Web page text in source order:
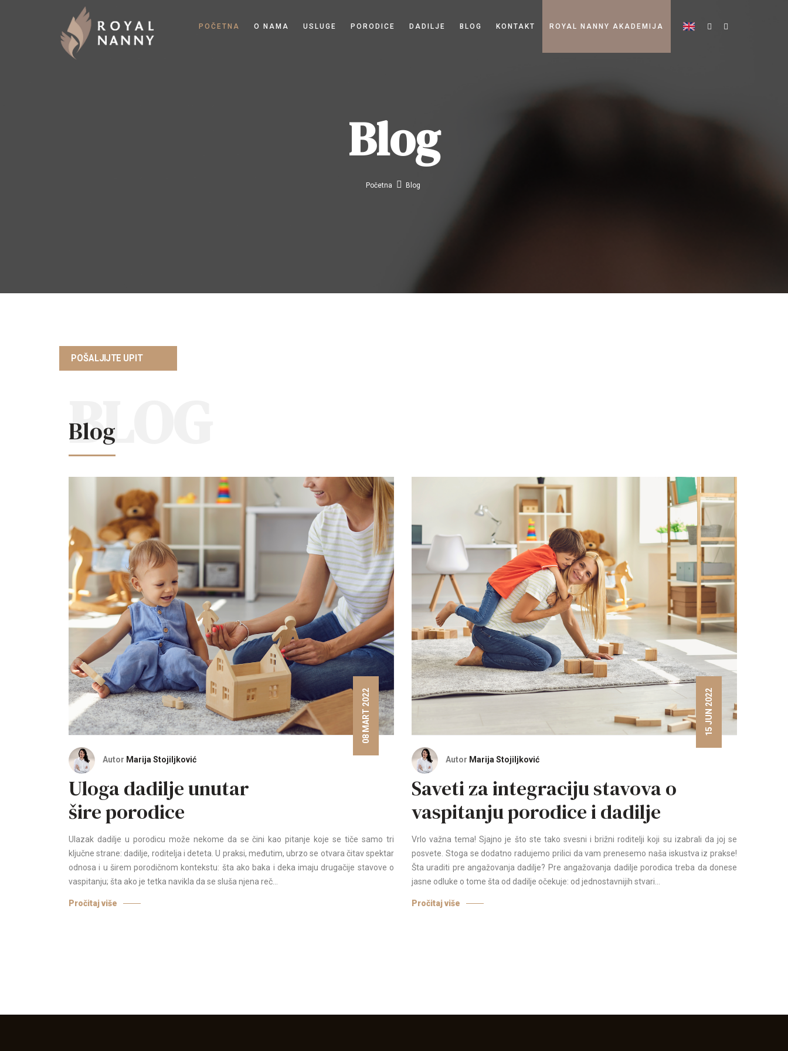
POČETNA O NAMA USLUGE PORODICE DADILJE BLOG KONTAKT ROYAL NANNY AKADEMIJA
Blog
Početna Blog
POŠALJIJTE UPIT
Blog
08 MART 2022
Autor Marija Stojiljković
Uloga dadilje unutar
šire porodice
Ulazak dadilje u porodicu može nekome da se čini kao pitanje koje se tiče samo tri
ključne strane: dadilje, roditelja i deteta. U praksi, međutim, ubrzo se otvara čitav spektar
odnosa i u širem porodičnom kontekstu: šta ako baka i deka imaju drugačije stavove o
vaspitanju; šta ako je tetka navikla da se sluša njena reč...
Pročitaj više
15 JUN 2022
Autor Marija Stojiljković
Saveti za integraciju stavova o
vaspitanju porodice i dadilje
Vrlo važna tema! Sjajno je što ste tako svesni i brižni roditelji koji su izabrali da joj se
posvete. Stoga se dodatno radujemo prilici da vam prenesemo naša iskustva iz prakse!
Šta uraditi pre angažovanja dadilje? Pre angažovanja dadilje porodica treba da donese
jasne odluke o tome šta od dadilje očekuje: od jednostavnijih stvari...
Pročitaj više